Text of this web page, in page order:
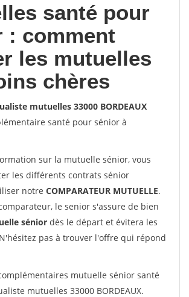
santé pour
: comment
les mutuelles
chères
mutuelles 33000 BORDEAUX
santé pour sénior à
sur la mutuelle sénior, vous
les différents contrats sénior
notre COMPARATEUR MUTUELLE.
le senior s'assure de bien
sénior dès le départ et évitera les
pas à trouver l'offre qui répond
mutuelle sénior santé
mutuelles 33000 BORDEAUX.